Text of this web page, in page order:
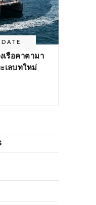
เรือคาตามา
เลบทใหม่